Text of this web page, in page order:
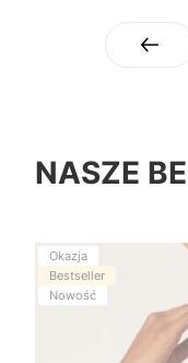
NASZE
Okazja
Bestseller
Nowość